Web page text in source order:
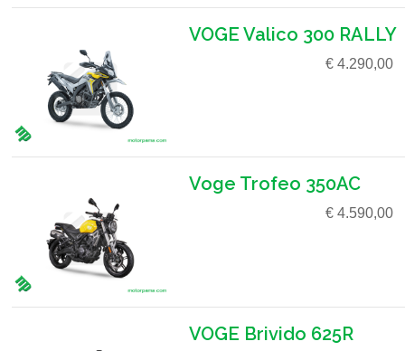
VOGE Valico 300 RALLY
€ 4.290,00
Voge Trofeo 350AC
€ 4.590,00
VOGE Brivido 625R